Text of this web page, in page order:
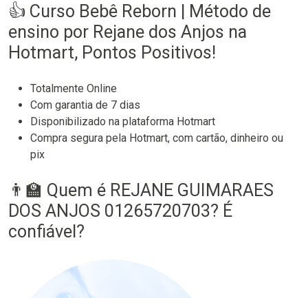
👍 Curso Bebê Reborn | Método de
ensino por Rejane dos Anjos na
Hotmart, Pontos Positivos!
Totalmente Online
Com garantia de 7 dias
Disponibilizado na plataforma Hotmart
Compra segura pela Hotmart, com cartão, dinheiro ou
pix
👨‍🏫 Quem é REJANE GUIMARAES
DOS ANJOS 01265720703? É
confiável?